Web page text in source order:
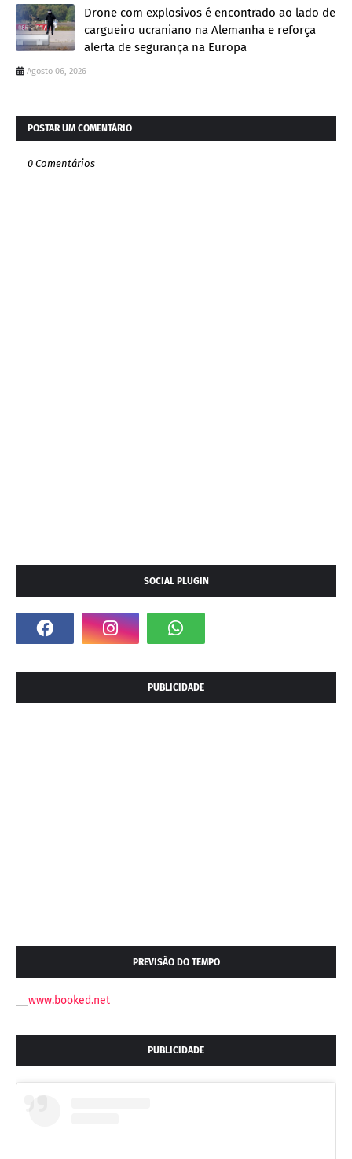
Drone com explosivos é encontrado ao lado de
cargueiro ucraniano na Alemanha e reforça
alerta de segurança na Europa
Agosto 06, 2026
POSTAR UM COMENTÁRIO
0 Comentários
SOCIAL PLUGIN
PUBLICIDADE
PREVISÃO DO TEMPO
PUBLICIDADE